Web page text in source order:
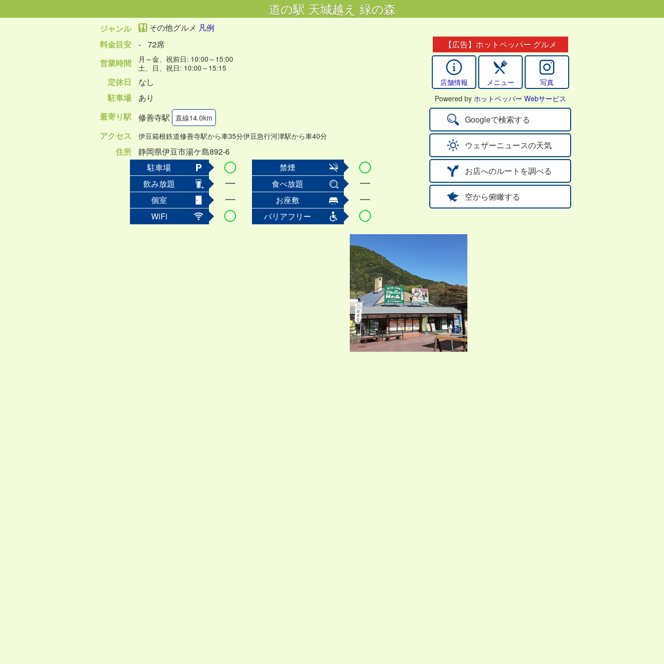
道の駅 天城越え 緑の森
ジャンル その他グルメ 凡例
料金目安
-
72席
営業時間
月～金、祝前日: 10:00～15:00
土、日、祝日: 10:00～15:15
定休日
なし
駐車場
あり
最寄り駅
修善寺駅 直線14.0km
アクセス 伊豆箱根鉄道修善寺駅から車35分伊豆急行河津駅から車40分
住所
静岡県伊豆市湯ケ島892-6
駐車場
禁煙
飲み放題
食べ放題
個室
お座敷
WiFi
バリアフリー
【広告】ホットペッパー グルメ
店舗情報 メニュー
写真
Powered by ホットペッパー Webサービス
Googleで検索する
ウェザーニュースの天気
お店へのルートを調べる
空から俯瞰する